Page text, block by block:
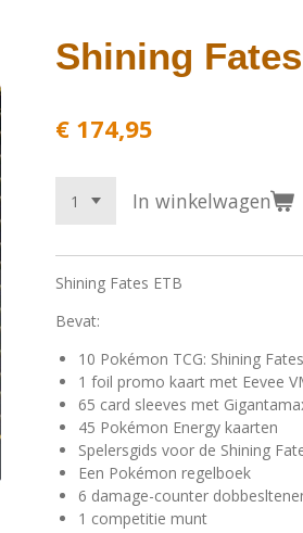
Shining
€ 174,95
In winkelwagen
Shining Fates ETB
Bevat:
10 Pokémon TCG: Shining
1 foil promo kaart met Eevee
65 card sleeves met
45 Pokémon Energy kaarten
Spelersgids voor de Shining
Een Pokémon regelboek
6 damage-counter
1 competitie munt